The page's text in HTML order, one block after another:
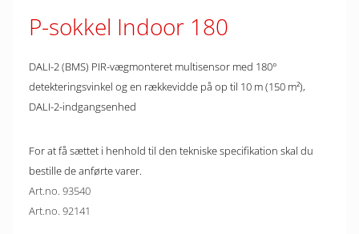
P-sokkel Indoor 180
DALI-2 (BMS) PIR-vægmonteret multisensor med 180°
detekteringsvinkel og en rækkevidde på op til 10 m (150 m²),
DALI-2-indgangsenhed
For at få sættet i henhold til den tekniske specifikation skal du
bestille de anførte varer.
Art.no. 93540
Art.no. 92141